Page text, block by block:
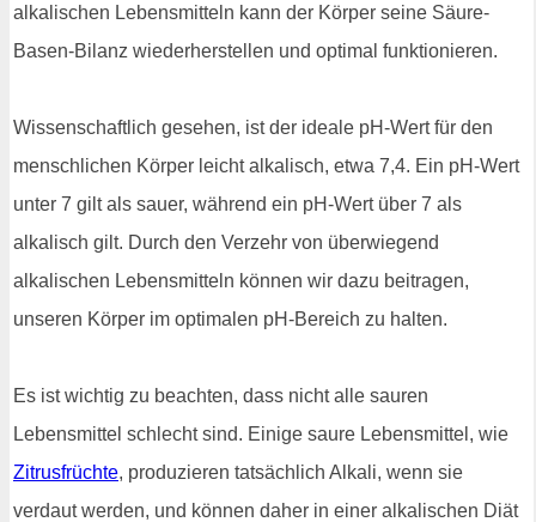
alkalischen Lebensmitteln kann der Körper seine Säure-
Basen-Bilanz wiederherstellen und optimal funktionieren.
Wissenschaftlich gesehen, ist der ideale pH-Wert für den
menschlichen Körper leicht alkalisch, etwa 7,4. Ein pH-Wert
unter 7 gilt als sauer, während ein pH-Wert über 7 als
alkalisch gilt. Durch den Verzehr von überwiegend
alkalischen Lebensmitteln können wir dazu beitragen,
unseren Körper im optimalen pH-Bereich zu halten.
Es ist wichtig zu beachten, dass nicht alle sauren
Lebensmittel schlecht sind. Einige saure Lebensmittel, wie
Zitrusfrüchte, produzieren tatsächlich Alkali, wenn sie
verdaut werden, und können daher in einer alkalischen Diät